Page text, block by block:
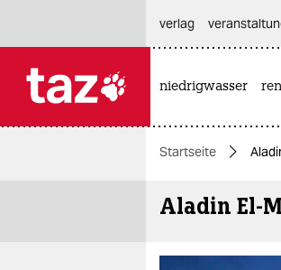
themen
politik
verlag
niedrigwasser
Startseite
Aladin El-